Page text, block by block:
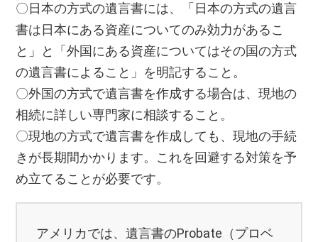
〇日本の方式の遺言書には、「日本の方式の遺言
書は日本にある資産についてのみ効力があるこ
と」と「外国にある資産についてはその国の方式
の遺言書によること」を明記すること。
〇外国の方式で遺言書を作成する場合は、現地の
相続に詳しい専門家に相談すること。
〇現地の方式で遺言書を作成しても、現地の手続
きが長期間かかります。これを回避する対策を予
め立てることが必要です。
アメリカでは、遺言書のProbate（プロベ